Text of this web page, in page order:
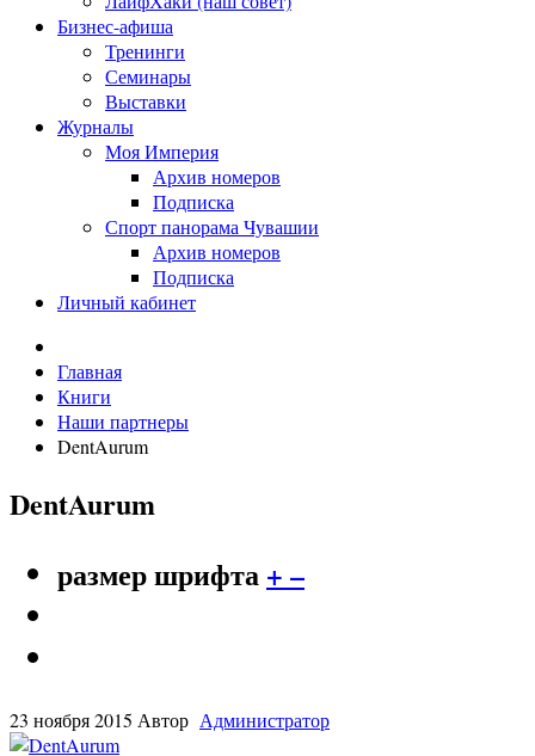
Бизнес-афиша
Тренинги
Семинары
Выставки
Журналы
Моя Империя
Архив номеров
Подписка
Спорт панорама Чувашии
Архив номеров
Подписка
Личный кабинет
Главная
Книги
Наши партнеры
DentAurum
DentAurum
размер шрифта + –
23 ноября 2015 Автор Администратор